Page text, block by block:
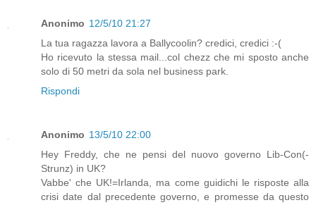
Anonimo 12/5/10 21:27
La tua ragazza lavora a Ballycoolin? credici, credici :-(
Ho ricevuto la stessa mail...col chezz che mi sposto anche
solo di 50 metri da sola nel business park.
Rispondi
Anonimo 13/5/10 22:00
Hey Freddy, che ne pensi del nuovo governo Lib-Con(-
Strunz) in UK?
Vabbe' che UK!=Irlanda, ma come guidichi le risposte alla
crisi date dal precedente governo, e promesse da questo